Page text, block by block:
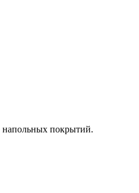
напольных покрытий.